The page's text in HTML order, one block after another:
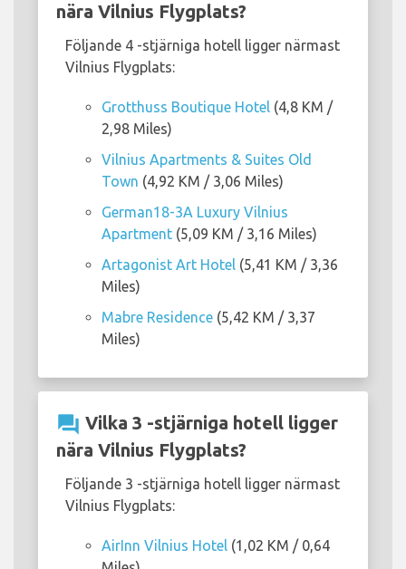
nära Vilnius Flygplats?
Följande 4 -stjärniga hotell ligger närmast
Vilnius Flygplats:
Grotthuss Boutique Hotel (4,8 KM /
2,98 Miles)
Vilnius Apartments & Suites Old
Town (4,92 KM / 3,06 Miles)
German18-3A Luxury Vilnius
Apartment (5,09 KM / 3,16 Miles)
Artagonist Art Hotel (5,41 KM / 3,36
Miles)
Mabre Residence (5,42 KM / 3,37
Miles)
question_answer Vilka 3 -stjärniga hotell ligger
nära Vilnius Flygplats?
Följande 3 -stjärniga hotell ligger närmast
Vilnius Flygplats:
AirInn Vilnius Hotel (1,02 KM / 0,64